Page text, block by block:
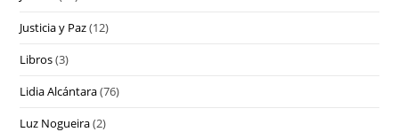
Justicia y Paz(12)
Libros(3)
Lidia Alcántara(76)
Luz Nogueira(2)